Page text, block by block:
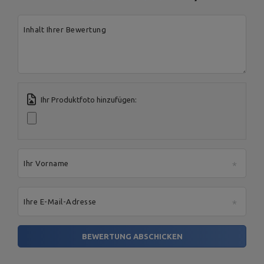
Inhalt Ihrer Bewertung
Ihr Produktfoto hinzufügen:
Ihr Vorname
Ihre E-Mail-Adresse
BEWERTUNG ABSCHICKEN